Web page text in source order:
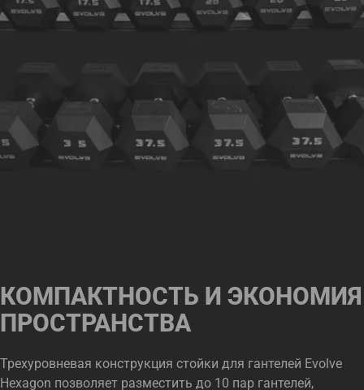
КОМПАКТНОСТЬ И ЭКОНОМИЯ
ПРОСТРАНСТВА
Трехуровневая конструкция стойки для гантелей Evolve
Hexagon позволяет разместить до 10 пар гантелей,